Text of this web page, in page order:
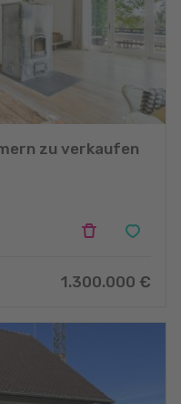
zu verkaufen
1.300.000 €